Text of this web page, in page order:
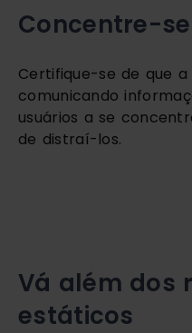
Concentre-
Certifique-se de que
comunicando
usuários a se
de distraí-los.
Vá além dos
estáticos